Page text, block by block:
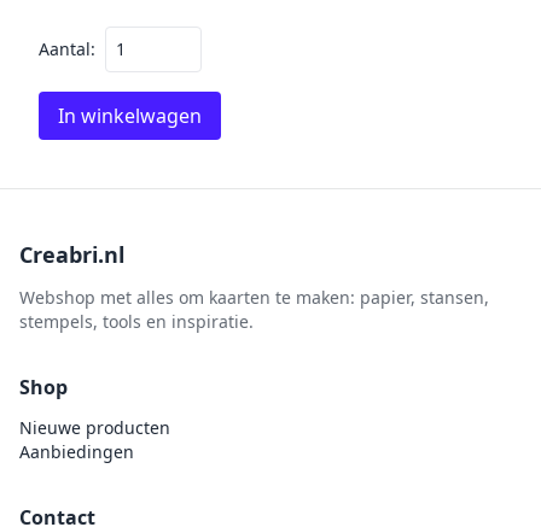
Aantal:
In winkelwagen
Creabri.nl
Webshop met alles om kaarten te maken: papier, stansen,
stempels, tools en inspiratie.
Shop
Nieuwe producten
Aanbiedingen
Contact